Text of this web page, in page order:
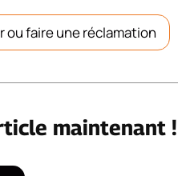
ou faire une réclamation
maintenant !